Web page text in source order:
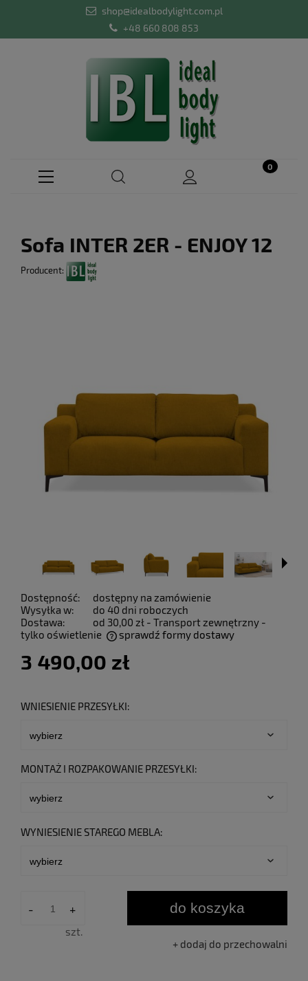
shop@idealbodylight.com.pl
+48 660 808 853
Sofa INTER 2ER - ENJOY 12
Producent:
Dostępność:
dostępny na zamówienie
Wysyłka w:
do 40 dni roboczych
Dostawa:
od 30,00 zł - Transport zewnętrzny -
tylko oświetlenie
sprawdź formy dostawy
3 490,00 zł
WNIESIENIE PRZESYŁKI:
MONTAŻ I ROZPAKOWANIE PRZESYŁKI:
WYNIESIENIE STAREGO MEBLA:
- +
szt.
do koszyka
dodaj do przechowalni